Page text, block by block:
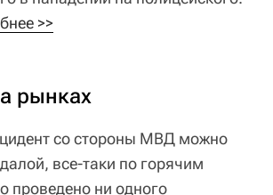
>>
рынках
со стороны МВД можно
все-таки по горячим
проведено ни одного